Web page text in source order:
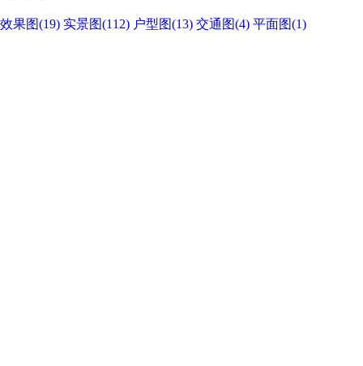
效果图(19) 实景图(112) 户型图(13) 交通图(4) 平面图(1)